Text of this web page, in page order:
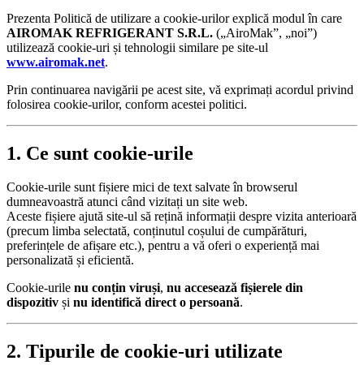
Prezenta Politică de utilizare a cookie-urilor explică modul în care
AIROMAK REFRIGERANT S.R.L. („AiroMak”, „noi”)
utilizează cookie-uri și tehnologii similare pe site-ul
www.airomak.net.
Prin continuarea navigării pe acest site, vă exprimați acordul privind
folosirea cookie-urilor, conform acestei politici.
1. Ce sunt cookie-urile
Cookie-urile sunt fișiere mici de text salvate în browserul
dumneavoastră atunci când vizitați un site web.
Aceste fișiere ajută site-ul să rețină informații despre vizita anterioară
(precum limba selectată, conținutul coșului de cumpărături,
preferințele de afișare etc.), pentru a vă oferi o experiență mai
personalizată și eficientă.
Cookie-urile nu conțin viruși, nu accesează fișierele din
dispozitiv și nu identifică direct o persoană.
2. Tipurile de cookie-uri utilizate